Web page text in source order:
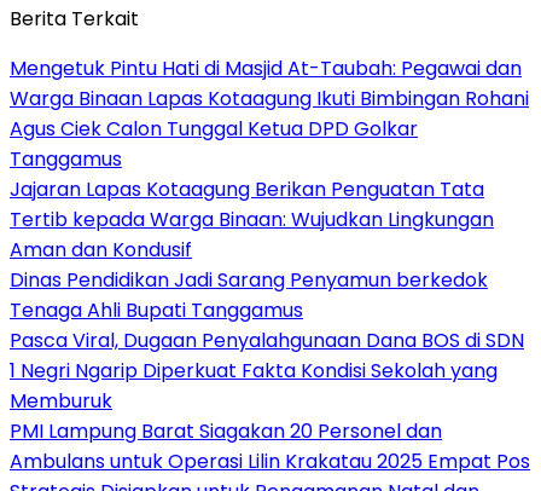
Berita Terkait
Mengetuk Pintu Hati di Masjid At-Taubah: Pegawai dan
Warga Binaan Lapas Kotaagung Ikuti Bimbingan Rohani
Agus Ciek Calon Tunggal Ketua DPD Golkar
Tanggamus
Jajaran Lapas Kotaagung Berikan Penguatan Tata
Tertib kepada Warga Binaan: Wujudkan Lingkungan
Aman dan Kondusif
Dinas Pendidikan Jadi Sarang Penyamun berkedok
Tenaga Ahli Bupati Tanggamus
Pasca Viral, Dugaan Penyalahgunaan Dana BOS di SDN
1 Negri Ngarip Diperkuat Fakta Kondisi Sekolah yang
Memburuk
PMI Lampung Barat Siagakan 20 Personel dan
Ambulans untuk Operasi Lilin Krakatau 2025 Empat Pos